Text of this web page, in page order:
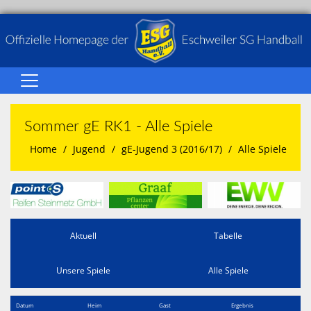
Home
Über Uns
Jugend
Sponsoren
Sommer gE RK1 - Alle Spiele
Home Jugend gE-Jugend 3 (2016/17) Alle Spiele
Aktuell Tabelle
Unsere Spiele Alle Spiele
Datum Heim Gast Ergebnis